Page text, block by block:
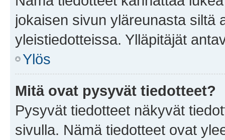
jokaisen sivun yläreunasta siltä
yleistiedotteissa. Ylläpitäjät
Ylös
Mitä ovat pysyvät tiedotteet?
Pysyvät tiedotteet näkyvät
sivulla. Nämä tiedotteet ovat